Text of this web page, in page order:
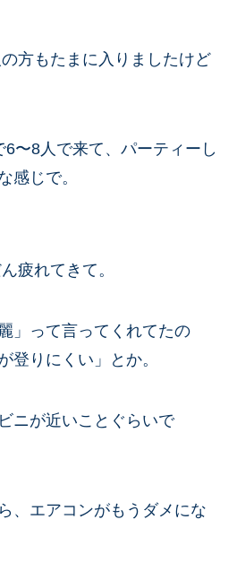
の方もたまに入りましたけど
〜8人で来て、パーティーし
感じで。
疲れてきて。
」って言ってくれてたの
登りにくい」とか。
ニが近いことぐらいで
、エアコンがもうダメにな